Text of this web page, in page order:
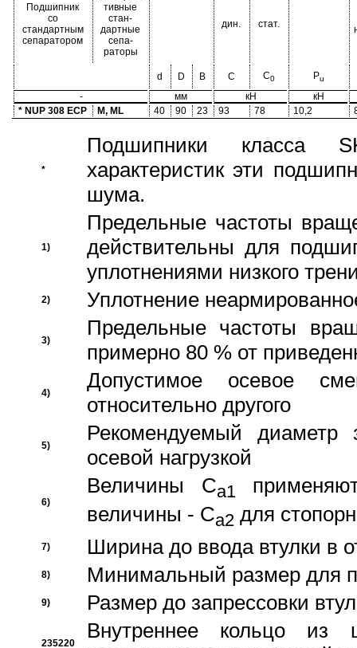
Подшипник
со
стандартным
сепаратором
тивные
стан-
дартные
сепа-
раторы
дин. стат.
d D B C C0 Pu
- мм кН
кН
* NUP 308 ECP
M, ML 40 90 23 93 78 10,2
*
Подшипники класса
характеристик эти
шума.
1)
Предельные частоты
действительны для
уплотнениями низкого
2) Уплотнение
3)
Предельные частоты
примерно 80 % от
4)
Допустимое осевое
относительно другого
5)
Рекомендуемый диаметр
осевой нагрузкой
6)
Величины Ca1
величины - Ca2 для
7) Ширина до ввода втулки в
8) Минимальный размер для
9) Размер до запрессовки
235220
Внутреннее кольцо из